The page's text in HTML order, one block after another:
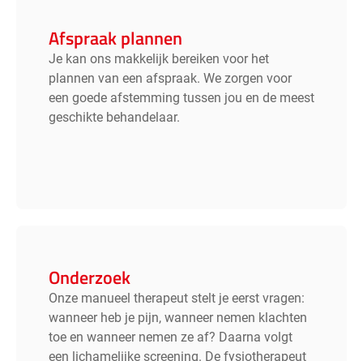
Afspraak plannen
Je kan ons makkelijk bereiken voor het
plannen van een afspraak. We zorgen voor
een goede afstemming tussen jou en de meest
geschikte behandelaar.
Onderzoek
Onze manueel therapeut stelt je eerst vragen:
wanneer heb je pijn, wanneer nemen klachten
toe en wanneer nemen ze af? Daarna volgt
een lichamelijke screening. De fysiotherapeut